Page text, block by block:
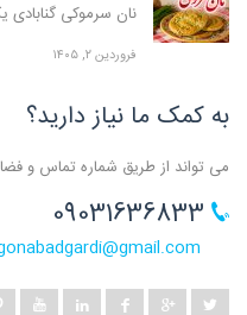
نان سرموکی
فروردین ۲, ۱۴۰۵
به کمک ما نیاز دارید؟
می تواند از طریق شماره تماس و